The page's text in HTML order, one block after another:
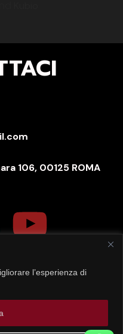
l’esperienza di
106, 00125 ROMA
è aperta
20:00
sempre alle ore19:00
alle ore